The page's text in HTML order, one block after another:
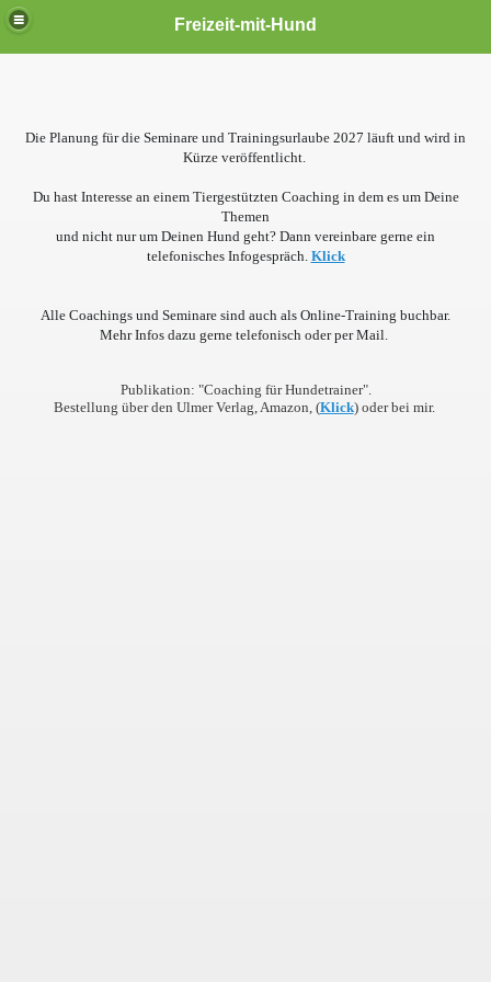
Freizeit-mit-Hund
Die Planung für die Seminare und Trainingsurlaube 2027 läuft und wird in
Kürze veröffentlicht.
Du hast Interesse an einem Tiergestützten Coaching in dem es um Deine
Themen
und nicht nur um Deinen Hund geht? Dann vereinbare gerne ein
telefonisches Infogespräch. Klick
Alle Coachings und Seminare sind auch als Online-Training buchbar.
Mehr Infos dazu gerne telefonisch oder per Mail.
Publikation: "Coaching für Hundetrainer".
Bestellung über den Ulmer Verlag, Amazon, (Klick) oder bei mir.